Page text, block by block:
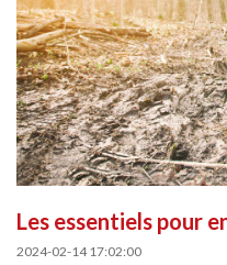
Les essentiels pour
2024-02-14 17:02:00